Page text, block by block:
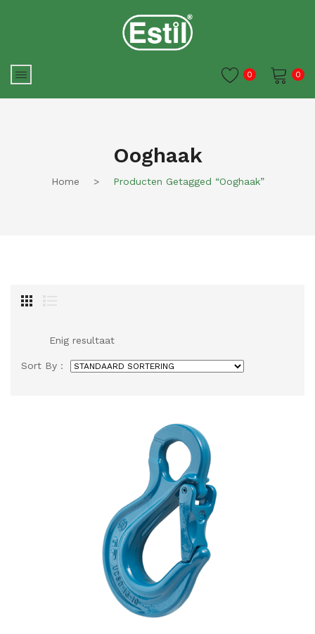
0
0
Ooghaak
Home > Producten Getagged “Ooghaak”
Enig resultaat
Sort By :